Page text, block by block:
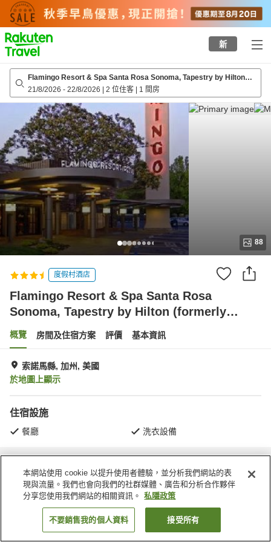
to
top
page
新
Flamingo Resort & Spa Santa Rosa Sonoma, Tapestry by Hilton
(formerly Flamingo Resort & Spa)
21/8/2026 - 22/8/2026 | 2 位住客 | 1 間房
88
度假村酒店
Flamingo Resort & Spa Santa Rosa
Sonoma, Tapestry by Hilton (formerly
Flamingo Resort & Spa)
概覽 房間及住宿方案 評價 基本資訊
索諾馬縣, 加州, 美國
於地圖上顯示
住宿設施
餐廳 洗衣設備
Flamingo Resort & Spa Santa Rosa Sonoma, Tapestry by Hilton (formerly
Flamingo Resort & Spa)
找客房
本網站使用 cookie 以提升使用者體驗，並分析我們網站的表
現與流量。我們也會向我們的社群媒體、廣告和分析合作夥伴
分享您使用我們網站的相關資訊。
私隱政策
不要銷售我的個人資料 接受所有